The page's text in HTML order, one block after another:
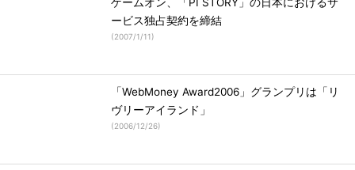
ービス独占契約を締結
(2007/1/11)
「WebMoney Award2006」グランプリは「リ
ヴリーアイランド」
(2006/12/26)